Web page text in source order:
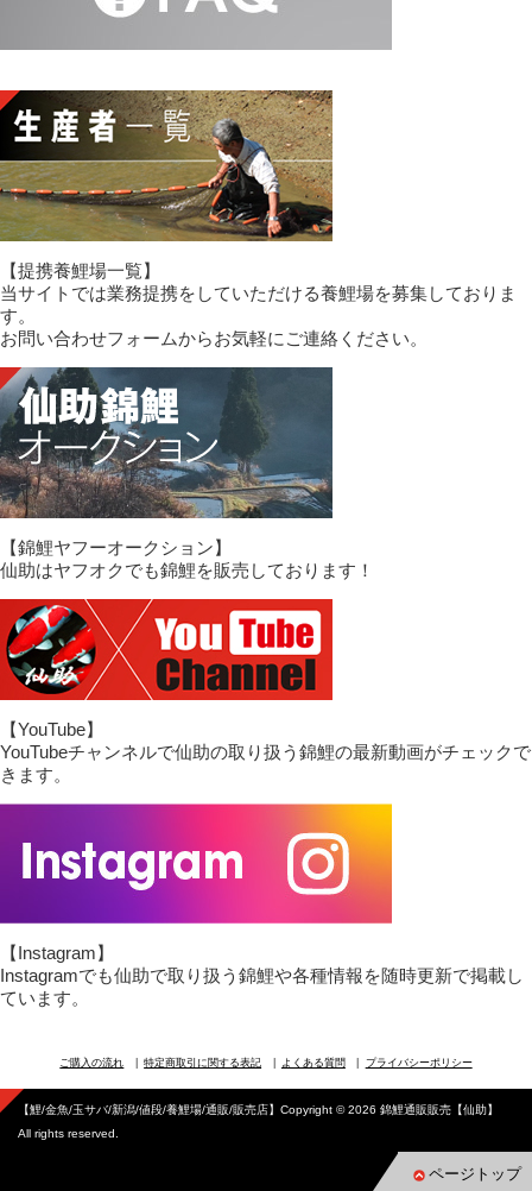
【提携養鯉場一覧】
当サイトでは業務提携をしていただける養鯉場を募集しておりま
す。
お問い合わせフォームからお気軽にご連絡ください。
【錦鯉ヤフーオークション】
仙助はヤフオクでも錦鯉を販売しております！
【YouTube】
YouTubeチャンネルで仙助の取り扱う錦鯉の最新動画がチェックで
きます。
【Instagram】
Instagramでも仙助で取り扱う錦鯉や各種情報を随時更新で掲載し
ています。
ご購入の流れ 特定商取引に関する表記 よくある質問 プライバシーポリシー
【鯉/金魚/玉サバ/新潟/値段/養鯉場/通販/販売店】Copyright © 2026 錦鯉通販販売【仙助】
All rights reserved.
ページトップ